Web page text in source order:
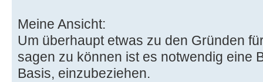
Meine Ansicht:
Um überhaupt etwas zu den Gründen
sagen zu können ist es notwendig eine
Basis, einzubeziehen.